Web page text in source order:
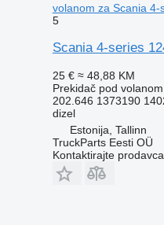
volanom za Scania
5
Scania 4-series
25 € ≈ 48,88 KM
Prekidač pod volanom
202.646 1373190
dizel
Estonija, Tallinn
TruckParts Eesti OÜ
Kontaktirajte prodavca